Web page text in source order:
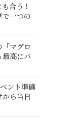
合う！
で一つの
「マグロ
最高にバ
ント準備
ら当日